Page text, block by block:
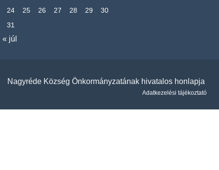
24
25 26 27 28 29
30
31
« júl
Nagyréde Község Önkormányzatának hivatalos honlapja
Adatkezelési tájékoztató